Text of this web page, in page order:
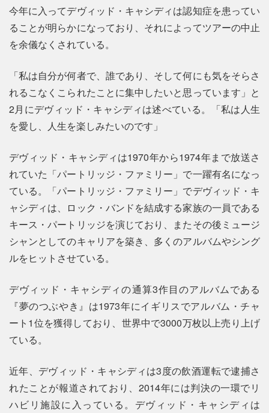
今年に入ってデヴィッド・キャシディは認知症を患ってい
ることが明らかになっており、それによってツアーの中止
を余儀なくされている。
「私は自分が何者で、誰であり、そして何にも気をそらさ
れるこなくこられたことに集中したいと思っています」と
2月にデヴィッド・キャシディは述べている。「私は人生
を愛し、人生を楽しみたいのです」
デヴィッド・キャシディは1970年から1974年まで放送さ
れていた「パートリッジ・ファミリー」で一躍有名になっ
ている。「パートリッジ・ファミリー」でデヴィッド・キ
ャシディは、ロック・バンドを結成する家族の一員である
キース・パートリッジを演じており、またその後ミュージ
シャンとしてのキャリアを築き、多くのアルバムやシング
ルをヒットさせている。
デヴィッド・キャシディの通算3作目のアルバムである
『夢のつぶやき』は1973年にイギリスでアルバム・チャ
ート1位を獲得しており、世界中で3000万枚以上売り上げ
ている。
近年、デヴィッド・キャシディは3度の飲酒運転で逮捕さ
れたことが報道されており、2014年には判決の一環でリ
ハビリ施設に入っている。デヴィッド・キャシディは